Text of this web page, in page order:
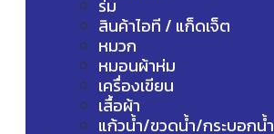
ร่ม
สินค้าไอที / แก็ดเจ็ต
หมวก
หมอนผ้าห่ม
เครื่องเขียน
เสื้อผ้า
แก้วน้ำ/ขวดน้ำ/กระบอกน้ำ